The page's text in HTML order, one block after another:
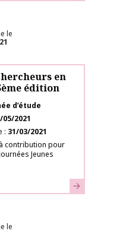
le
en
édition
d’étude
05/2021
31/03/2021
contribution pour
Jeunes
En savoir plus
le